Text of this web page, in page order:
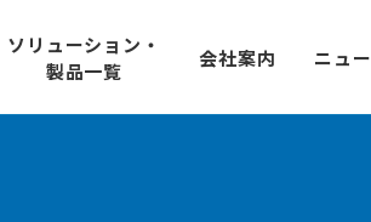
ソリューション・
製品一覧
会社案内 ニュ